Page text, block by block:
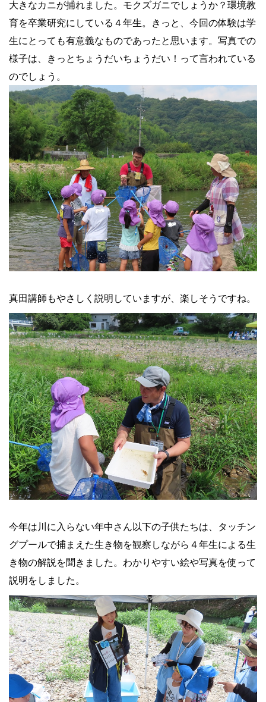
大きなカニが捕れました。モクズガニでしょうか？環境教
育を卒業研究にしている４年生。きっと、今回の体験は学
生にとっても有意義なものであったと思います。写真での
様子は、きっとちょうだいちょうだい！って言われている
のでしょう。
真田講師もやさしく説明していますが、楽しそうですね。
今年は川に入らない年中さん以下の子供たちは、タッチン
グプールで捕まえた生き物を観察しながら４年生による生
き物の解説を聞きました。わかりやすい絵や写真を使って
説明をしました。